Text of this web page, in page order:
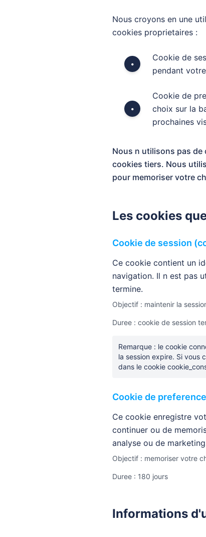
Nous croyons en une
cookies proprietaires :
•
Cookie de
pendant
•
Cookie de
choix sur la
prochaines
Nous n utilisons pas de
cookies tiers. Nous
pour memoriser votre
Les cookies
Cookie de session
Ce cookie contient un
navigation. Il n est pas
termine.
Objectif : maintenir la
Duree : cookie de session
Remarque : le cookie
la session expire. Si vous
dans le cookie
Cookie de
Ce cookie enregistre
continuer ou de
analyse ou de
Objectif : memoriser votre
Duree : 180 jours
Informations